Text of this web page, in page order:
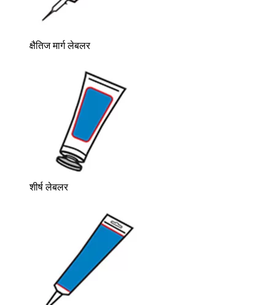
क्षैतिज मार्ग लेबलर
शीर्ष लेबलर